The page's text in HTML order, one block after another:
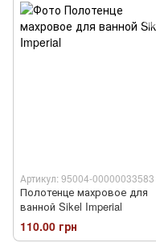
Артикул: 95004-00000033583
Полотенце махровое для
ванной Sikel Imperial
110.00 грн